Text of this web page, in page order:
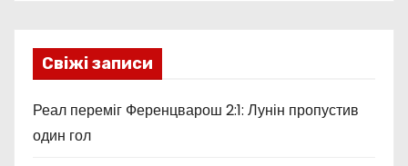
Свіжі записи
Реал переміг Ференцварош 2:1: Лунін пропустив
один гол